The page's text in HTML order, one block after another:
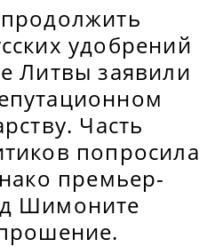
удобрений
Литвы заявили
Часть
попросила
премьер-
Шимоните